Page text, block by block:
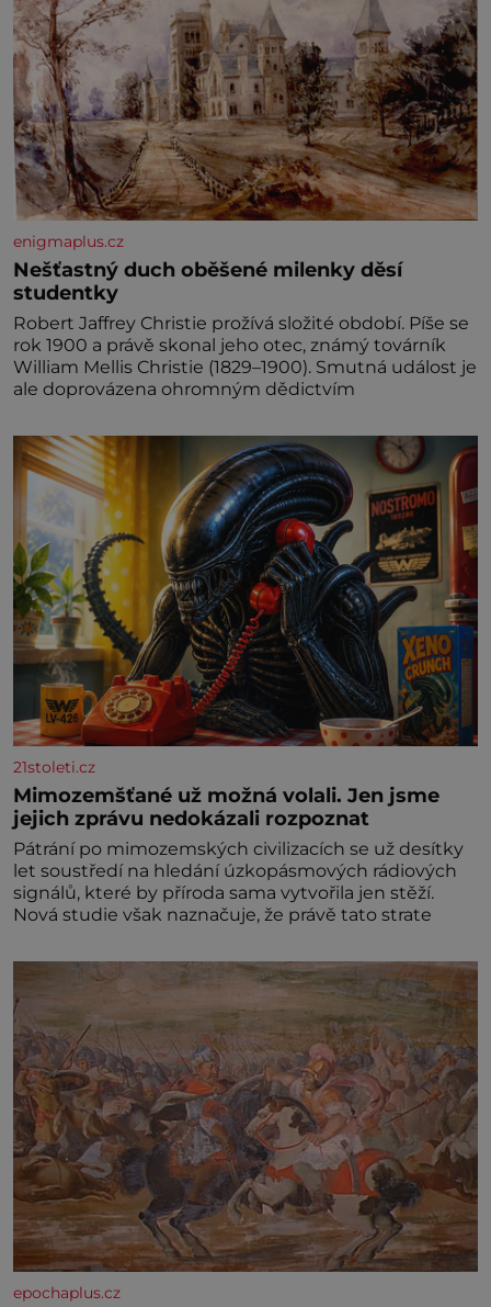
enigmaplus.cz
Nešťastný duch oběšené milenky děsí
studentky
Robert Jaffrey Christie prožívá složité období. Píše se
rok 1900 a právě skonal jeho otec, známý továrník
William Mellis Christie (1829–1900). Smutná událost je
ale doprovázena ohromným dědictvím
21stoleti.cz
Mimozemšťané už možná volali. Jen jsme
jejich zprávu nedokázali rozpoznat
Pátrání po mimozemských civilizacích se už desítky
let soustředí na hledání úzkopásmových rádiových
signálů, které by příroda sama vytvořila jen stěží.
Nová studie však naznačuje, že právě tato strate
epochaplus.cz